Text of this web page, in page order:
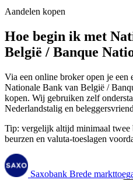
Aandelen kopen
Hoe begin ik met
België / Banque
Via een online broker open je een
Nationale Bank van België /
kopen. Wij gebruiken zelf
Nederlandstalig en
Tip: vergelijk altijd minimaal twee
beurzen en valuta-toeslagen
Saxobank Brede